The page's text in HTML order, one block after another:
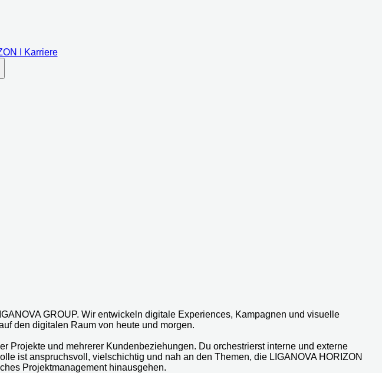
GROUP. Wir entwickeln digitale Experiences, Kampagnen und visuelle
den digitalen Raum von heute und morgen.
Projekte und mehrerer Kundenbeziehungen. Du orchestrierst interne und externe
ist anspruchsvoll, vielschichtig und nah an den Themen, die LIGANOVA HORIZON
Projektmanagement hinausgehen.